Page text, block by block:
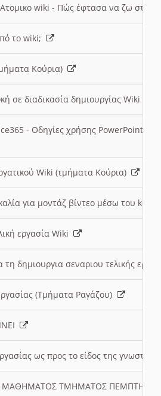
wiki - Πώς έφτασα να ζω στην
το wiki;
Κούρια)
σε διαδικασία δημιουργίας Wiki
- Οδηγίες χρήσης PowerPoint
Wiki (τμήματα Κούρια)
για μοντάζ βίντεο μέσω του
εργασία Wiki
τη δημιουργια σεναριου τελικής
(Τμήματα Ραγάζου)
ως προς το είδος της
ΜΑΘΗΜΑΤΟΣ ΤΜΗΜΑΤΟΣ